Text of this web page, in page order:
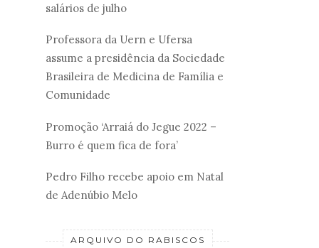
salários de julho
Professora da Uern e Ufersa
assume a presidência da Sociedade
Brasileira de Medicina de Família e
Comunidade
Promoção ‘Arraiá do Jegue 2022 –
Burro é quem fica de fora’
Pedro Filho recebe apoio em Natal
de Adenúbio Melo
ARQUIVO DO RABISCOS